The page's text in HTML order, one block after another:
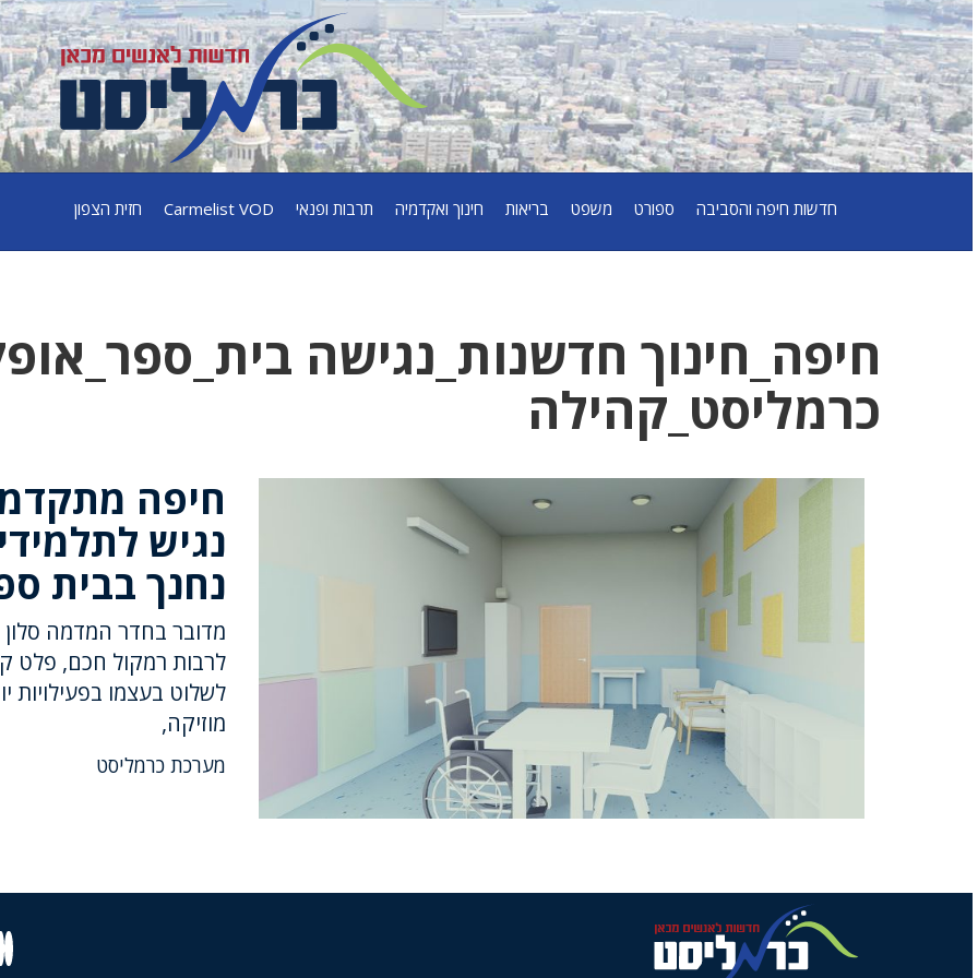
חדשות חיפה והסביבה ספורט משפט בריאות חינוך ואקדמיה תרבות ופנאי Carmelist VOD חזית הצפון
חיפה_חינוך חדשנות_נגישה
כרמליסט_קהילה
חיפה
נגיש
נחנך בבית
מדובר בחדר המדמה
לרבות רמקול חכם, פלט
לשלוט בעצמו בפעילויות
מוזיקה,
מערכת כרמליסט